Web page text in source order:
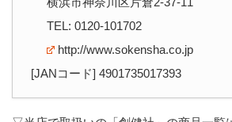
TEL: 0120-101702
http://www.sokensha.co.jp
[JANコード] 4901735017393